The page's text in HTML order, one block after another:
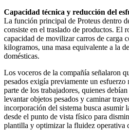
Capacidad técnica y reducción del
La función principal de Proteus dentro
consiste en el traslado de productos. El
capacidad de movilizar carros de carga
kilogramos, una masa equivalente a la
domésticas.
Los voceros de la compañía señalaron
pesados exigía previamente un
parte de los trabajadores, quienes
levantar objetos pesados y caminar
incorporación del sistema busca asumir
desde el punto de vista físico para
plantilla y optimizar la fluidez operativa